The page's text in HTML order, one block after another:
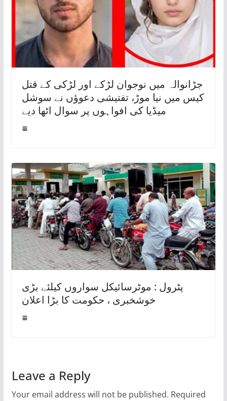
جڑانوالہ میں نوجوان لڑکے اور لڑکی کے قتل
کیس میں نیا موڑ، تفتیشی دعوؤں نے سوشل
میڈیا کی افواہوں پر سوال اٹھا دیے
پٹرول : موٹرسائیکل سواروں کیلئے بڑی
خوشخبری ، حکومت کا بڑا اعلان
Leave a Reply
Your email address will not be published. Required